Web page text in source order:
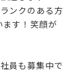
ンクのある方
ます！笑顔が
員も募集中で